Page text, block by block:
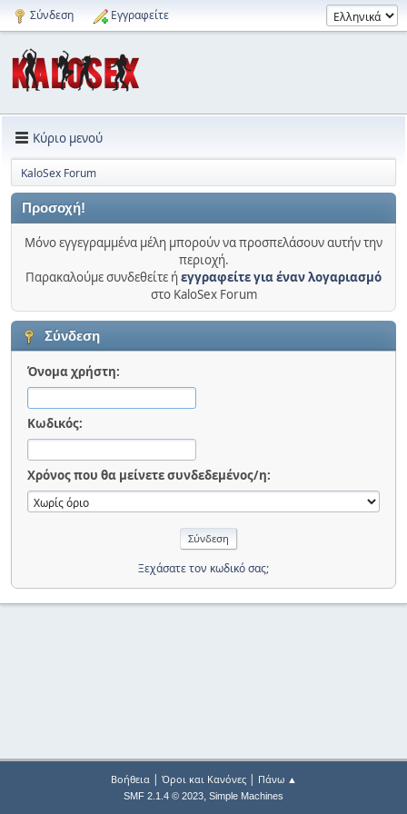
Σύνδεση Εγγραφείτε
Κύριο μενού
KaloSex Forum
Προσοχή!
Μόνο εγγεγραμμένα μέλη μπορούν να προσπελάσουν αυτήν την
περιοχή.
Παρακαλούμε συνδεθείτε ήεγγραφείτε για έναν λογαριασμό
στο KaloSex Forum
Σύνδεση
Όνομα χρήστη:
Κωδικός:
Χρόνος που θα μείνετε συνδεδεμένος/η:
Ξεχάσατε τον κωδικό σας;
Βοήθεια| Όροι και Κανόνες| Πάνω ▲
SMF 2.1.4 © 2023, Simple Machines